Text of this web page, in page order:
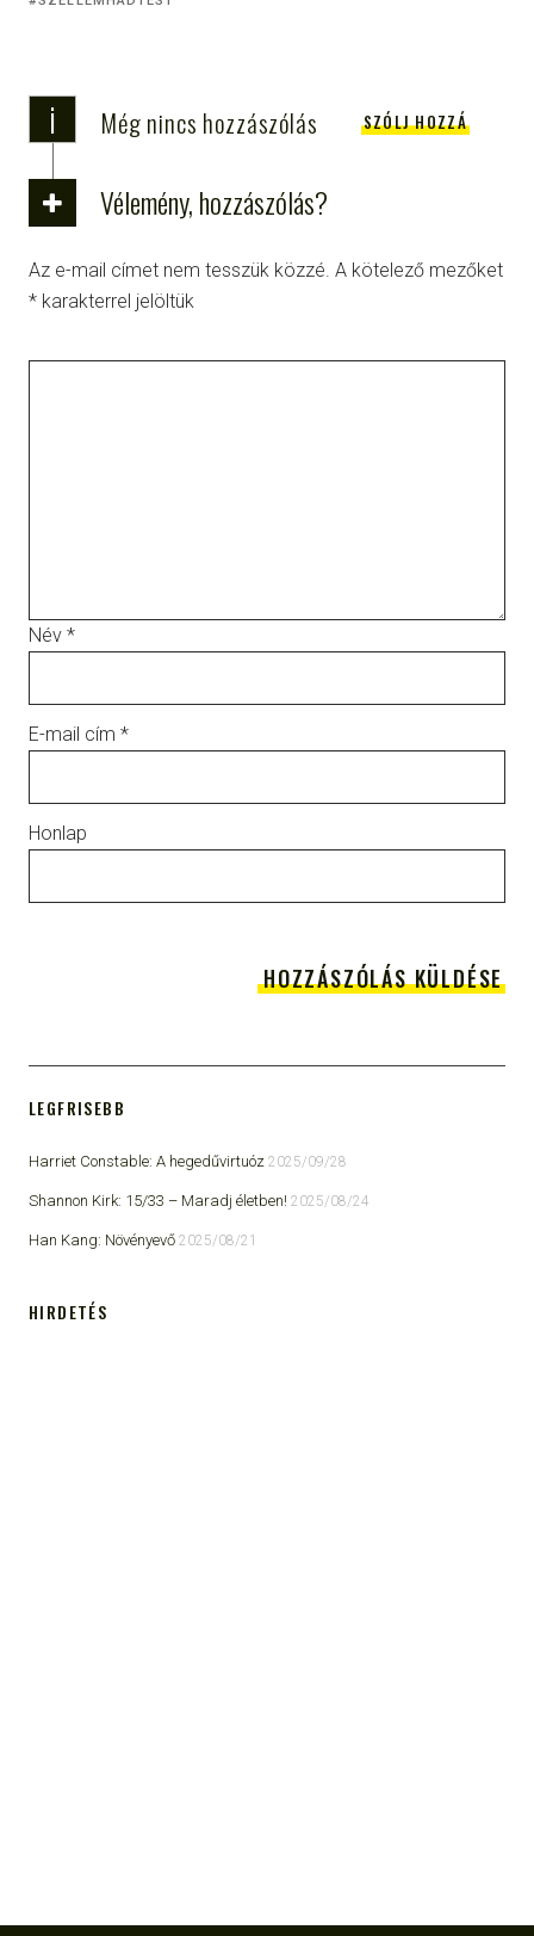
i Még nincs hozzászólás SZÓLJ HOZZÁ
Vélemény, hozzászólás?
Az e-mail címet nem tesszük közzé. A kötelező mezőket
* karakterrel jelöltük
Név *
E-mail cím *
Honlap
LEGFRISEBB
Harriet Constable: A hegedűvirtuóz 2025/09/28
Shannon Kirk: 15/33 ​– Maradj életben! 2025/08/24
Han Kang: Növényevő 2025/08/21
HIRDETÉS